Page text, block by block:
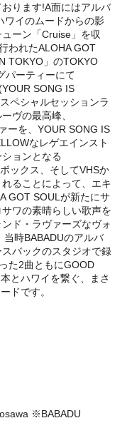
ります!A面にはアルバ
ワイのムードからの影
ーン「Cruise」を収
われたALOHA GOT
TOKYO」のTOKYO
パーティーにて
SONG IS
ペシャルセッションラ
ヴの最高峰、
ーを、YOUR SONG IS
なレゲエインスト
ョンとなる
ックス、そしてVHSか
ることによって、エキ
GOT SOULが新たにサ
ワの素晴らしい歌声を
ド・ラヴァーズなヴォ
時BABADUのアルバ
バックのスタジオで録
た2曲ともにGOOD
とハワイを繋ぐ、まさ
ドです。
※BABADU